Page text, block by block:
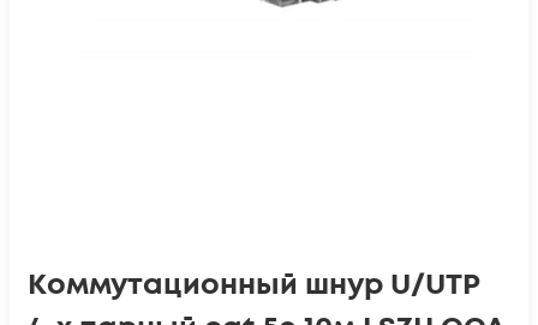
Коммутационный шнур U/UTP